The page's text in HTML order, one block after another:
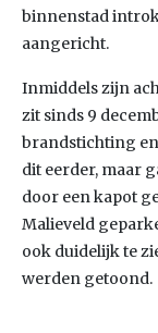
binnenstad
aangericht.
Inmiddels zijn
zit sinds 9
brandstichting
dit eerder, maar
door een kapot
Malieveld
ook duidelijk te
werden getoond.